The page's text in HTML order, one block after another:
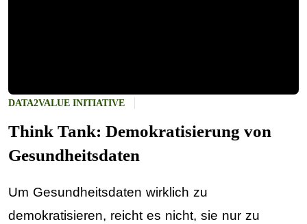
DATA2VALUE INITIATIVE
Think Tank: Demokratisierung von
Gesundheitsdaten
Um Gesundheitsdaten wirklich zu
demokratisieren, reicht es nicht, sie nur zu